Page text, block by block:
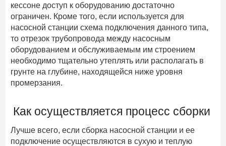
кессоне доступ к оборудованию достаточно
ограничен. Кроме того, если используется для
насосной станции схема подключения данного типа,
то отрезок трубопровода между насосным
оборудованием и обслуживаемым им строением
необходимо тщательно утеплять или располагать в
грунте на глубине, находящейся ниже уровня
промерзания.
Как осуществляется процесс сборки
Лучше всего, если сборка насосной станции и ее
подключение осуществляются в сухую и теплую